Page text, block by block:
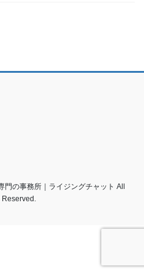
の事務所｜ライジングチャット All
Reserved.